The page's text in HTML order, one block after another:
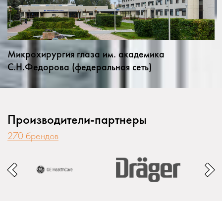
Микрохирургия глаза им. академика
С.Н.Федорова (федеральная сеть)
Производители-партнеры
270 брендов